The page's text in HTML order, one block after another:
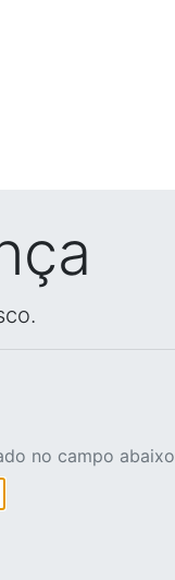
no campo abaixo